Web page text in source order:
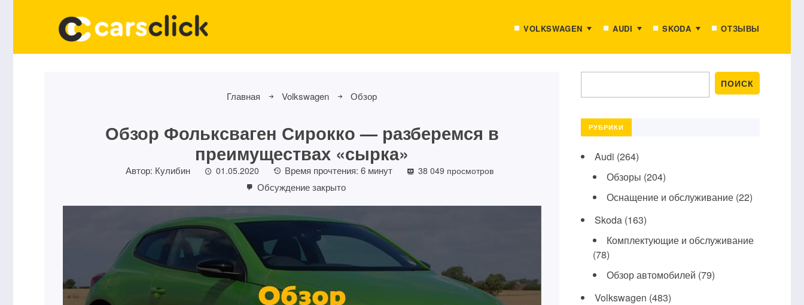
VOLKSWAGEN AUDI SKODA ОТЗЫВЫ
Главная Volkswagen Обзор
Обзор Фольксваген Сирокко — разберемся в
преимуществах «сырка»
Автор: Кулибин 01.05.2020 Время прочтения: 6 минут 38 049 просмотров
Обсуждение закрыто
РУБРИКИ
Audi (264)
Обзоры (204)
Оснащение и обслуживание(22)
Skoda(163)
Комплектующие и обслуживание
(78)
Обзор автомобилей (79)
Volkswagen (483)